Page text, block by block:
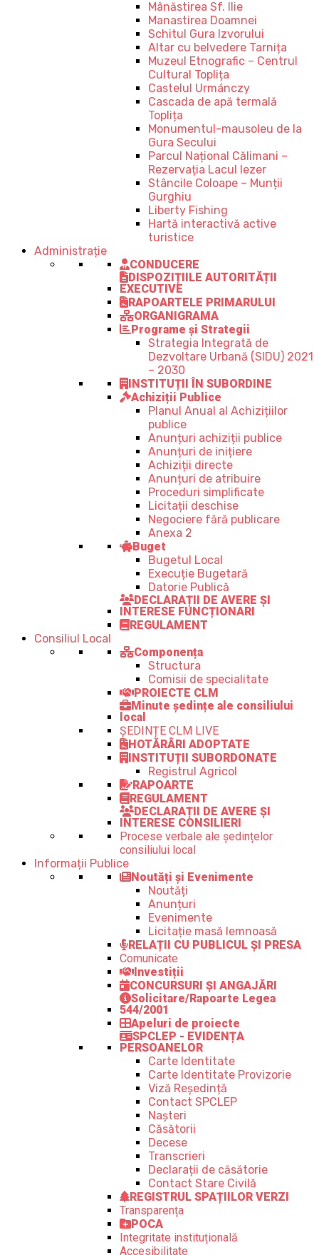
Mânăstirea Sf. Ilie
Manastirea Doamnei
Schitul Gura Izvorului
Altar cu belvedere Tarnița
Muzeul Etnografic – Centrul
Cultural Toplița
Castelul Urmánczy
Cascada de apă termală
Toplița
Monumentul-mausoleu de la
Gura Secului
Parcul Național Călimani –
Rezervația Lacul Iezer
Stâncile Coloape – Munții
Gurghiu
Liberty Fishing
Hartă interactivă active
turistice
Administrație
CONDUCERE
DISPOZIȚIILE AUTORITĂȚII
EXECUTIVE
RAPOARTELE PRIMARULUI
ORGANIGRAMA
Programe și Strategii
Strategia Integrată de
Dezvoltare Urbană (SIDU) 2021
– 2030
INSTITUȚII ÎN SUBORDINE
Achiziții Publice
Planul Anual al Achizițiilor
publice
Anunțuri achiziții publice
Anunțuri de inițiere
Achiziții directe
Anunțuri de atribuire
Proceduri simplificate
Licitații deschise
Negociere fără publicare
Anexa 2
Buget
Bugetul Local
Execuție Bugetară
Datorie Publică
DECLARAȚII DE AVERE ȘI
INTERESE FUNCȚIONARI
REGULAMENT
Consiliul Local
Componența
Structura
Comisii de specialitate
PROIECTE CLM
Minute ședințe ale consiliului
local
ȘEDINȚE CLM LIVE
HOTĂRÂRI ADOPTATE
INSTITUȚII SUBORDONATE
Registrul Agricol
RAPOARTE
REGULAMENT
DECLARAȚII DE AVERE ȘI
INTERESE CONSILIERI
Procese verbale ale ședințelor
consiliului local
Informații Publice
Noutăți și Evenimente
Noutăți
Anunțuri
Evenimente
Licitație masă lemnoasă
RELAȚII CU PUBLICUL ȘI PRESA
Comunicate
Investiții
CONCURSURI ȘI ANGAJĂRI
Solicitare/Rapoarte Legea
544/2001
Apeluri de proiecte
SPCLEP - EVIDENȚA
PERSOANELOR
Carte Identitate
Carte Identitate Provizorie
Viză Reședință
Contact SPCLEP
Nașteri
Căsătorii
Decese
Transcrieri
Declarații de căsătorie
Contact Stare Civilă
REGISTRUL SPAȚIILOR VERZI
Transparența
POCA
Integritate instituțională
Accesibilitate